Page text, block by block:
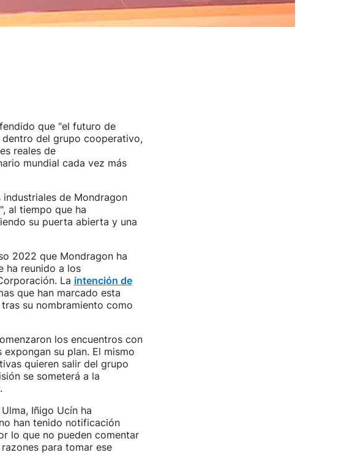
que "el futuro de
dentro del grupo cooperativo,
reales de
mundial cada vez más
de Mondragon
al tiempo que ha
su puerta abierta y una
2022 que Mondragon ha
ha reunido a los
La intención de
que han marcado esta
su nombramiento como
los encuentros con
su plan. El mismo
quieren salir del grupo
se someterá a la
Iñigo Ucín ha
han tenido notificación
lo que no pueden comentar
para tomar ese